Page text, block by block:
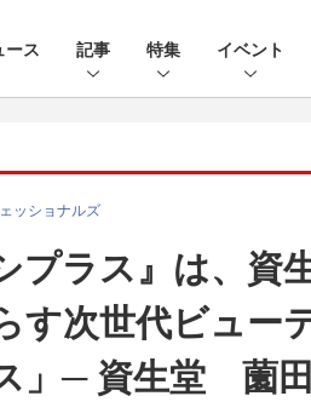
ース 記事 特集 イベント
ッショナルズ
プラス』は、資
す次世代ビュー
」─ 資生堂 薗田